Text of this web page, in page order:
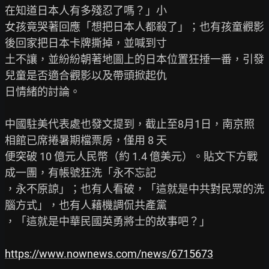
在知道日本人有多殘忍了嗎？」小
女孩竟哭著回應「想把日本人都殺了」；也有孩童觀影
後回家把日本卡牌撕掉，並喊到寸
土不讓，並紛紛朝著地圖上的日本位置狂捶一番，引發
兒童是否適合觀影以及帶頭掀起仇
日情緒的討論。
中國駐美代表處也發文提到，截止至8月1日，南京照
相館已席捲暑期檔票房，僅用 8 天
便突破 10 億元人民幣（約 1.4 億美元）。貼文下方戰
成一團，有帳號狂洗「永不忘記
，永不原諒」；也有人看破，「這就是中共對民眾的洗
腦方式」，也有人藉機調侃共產黨
，「這就是中華民國英勇將士的故事吧？」
https://www.nownews.com/news/6715673